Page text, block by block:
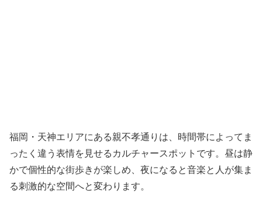
福岡・天神エリアにある親不孝通りは、時間帯によってま
ったく違う表情を見せるカルチャースポットです。昼は静
かで個性的な街歩きが楽しめ、夜になると音楽と人が集ま
る刺激的な空間へと変わります。